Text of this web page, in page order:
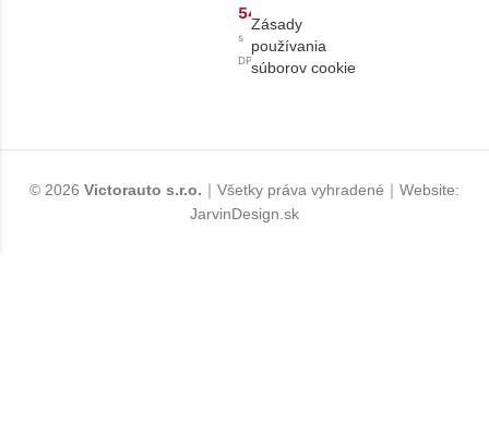
548,00
s
DPH
Zásady
používania
súborov cookie
© 2026 Victorauto s.r.o. ｜Všetky práva vyhradené｜Website:
JarvinDesign.sk